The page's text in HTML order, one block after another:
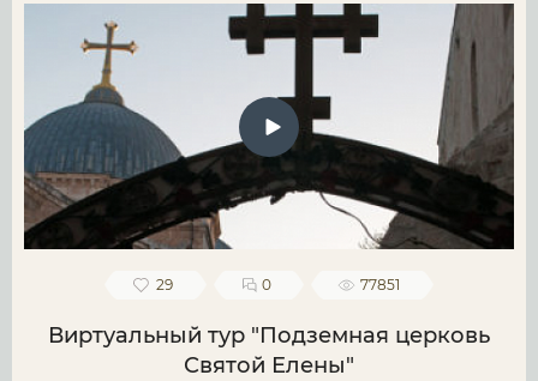
29 0 77851
Виртуальный тур "Подземная церковь
Святой Елены"